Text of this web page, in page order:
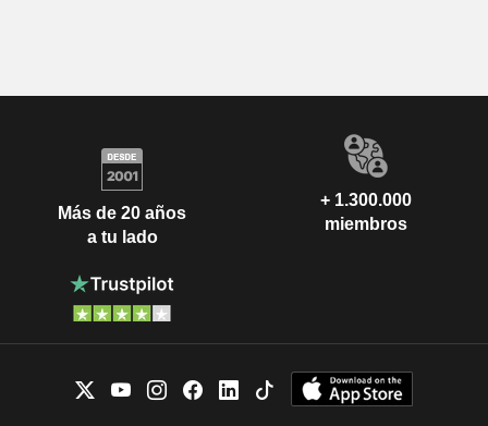
Más de 20 años
a tu lado
+ 1.300.000
miembros